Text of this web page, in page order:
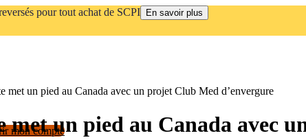
pour tout achat de SCPI En savoir plus
mon compte
met un pied au Canada avec un projet Club Med d’envergure
met un pied au Canada avec